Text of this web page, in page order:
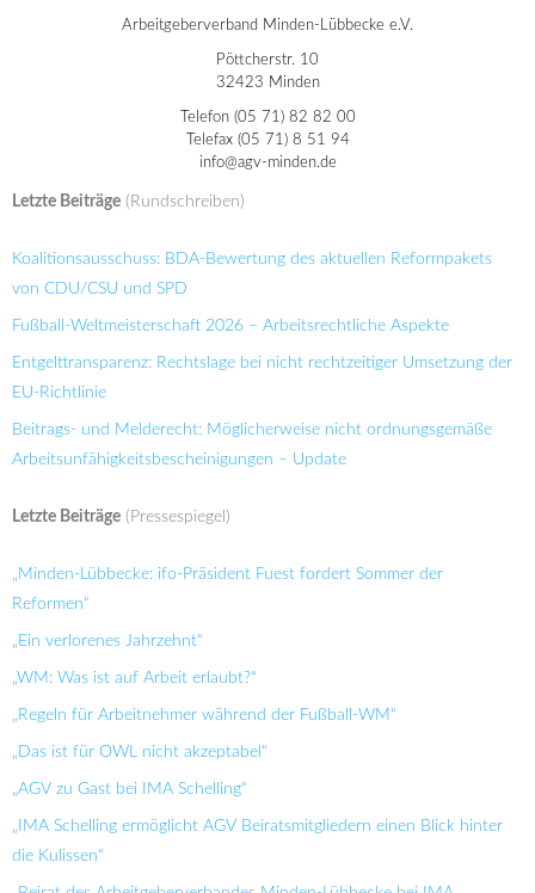
Arbeitgeberverband Minden-Lübbecke e.V.
Pöttcherstr. 10
32423 Minden
Telefon (05 71) 82 82 00
Telefax (05 71) 8 51 94
info@agv-minden.de
Letzte Beiträge (Rundschreiben)
Koalitionsausschuss: BDA-Bewertung des aktuellen Reformpakets
von CDU/CSU und SPD
Fußball-Weltmeisterschaft 2026 – Arbeitsrechtliche Aspekte
Entgelttransparenz: Rechtslage bei nicht rechtzeitiger Umsetzung der
EU-Richtlinie
Beitrags- und Melderecht: Möglicherweise nicht ordnungsgemäße
Arbeitsunfähigkeitsbescheinigungen – Update
Letzte Beiträge (Pressespiegel)
„Minden-Lübbecke: ifo-Präsident Fuest fordert Sommer der
Reformen“
„Ein verlorenes Jahrzehnt“
„WM: Was ist auf Arbeit erlaubt?“
„Regeln für Arbeitnehmer während der Fußball-WM“
„Das ist für OWL nicht akzeptabel“
„AGV zu Gast bei IMA Schelling“
„IMA Schelling ermöglicht AGV Beiratsmitgliedern einen Blick hinter
die Kulissen“